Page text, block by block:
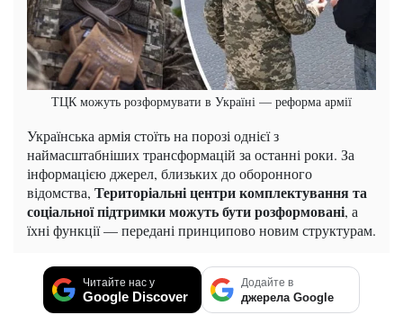
ТЦК можуть розформувати в Україні — реформа армії
Українська армія стоїть на порозі однієї з
наймасштабніших трансформацій за останні роки. За
інформацією джерел, близьких до оборонного
відомства, Територіальні центри комплектування та
соціальної підтримки можуть бути розформовані, а
їхні функції — передані принципово новим структурам.
Читайте нас у
Google Discover
Додайте в
джерела Google